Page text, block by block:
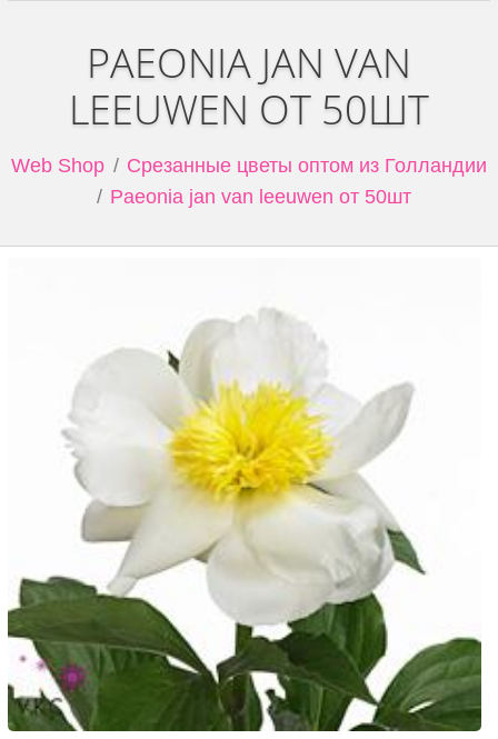
PAEONIA JAN VAN
LEEUWEN ОТ 50ШТ
Web Shop
Срезанные цветы оптом из Голландии
Paeonia jan van leeuwen от 50шт